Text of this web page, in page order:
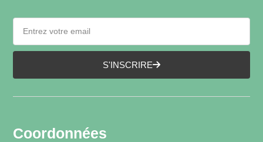
S'INSCRIRE
Coordonnées